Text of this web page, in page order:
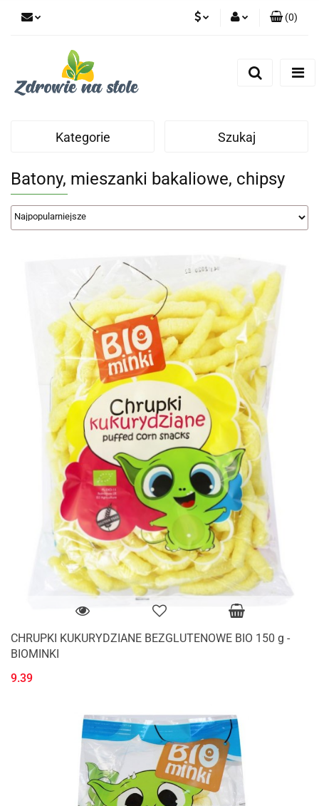
(0)
Kategorie Szukaj
Batony, mieszanki bakaliowe, chipsy
CHRUPKI KUKURYDZIANE BEZGLUTENOWE BIO 150 g -
BIOMINKI
9.39